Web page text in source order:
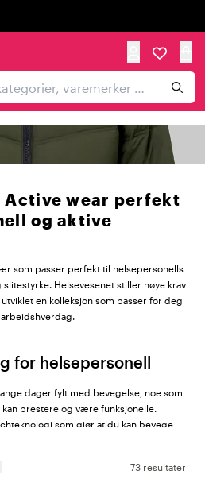
Active wear perfekt
og aktive
som passer perfekt til helsepersonells
Helsevesenet stiller høye krav
en kolleksjon som passer for deg
for helsepersonell
dager fylt med bevegelse, noe som
prestere og være funksjonelle.
som gjør at du kan bevege
er viktig å holde seg tørr og73 resultater